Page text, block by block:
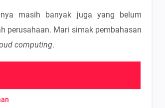
masih banyak juga yang belum
perusahaan. Mari simak pembahasan
computing.